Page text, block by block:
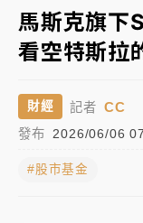
才續任就飛美國
到來時引起我的
白海豚颱風解除
分析｜ 7月營收
標？ 鴻海本週
馬斯克旗
看空特斯拉
財經 記者 CC
發布 2026/06/06
#股市基金